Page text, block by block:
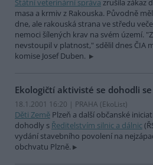
Státní veterinární správa zrušila zákaz
masa a krmiv z Rakouska. Původně
dne, ale rakouská strana ve středu
nemoci šílených krav na svém území.
nevstoupil v platnost," sdělil dnes ČIA
komise Josef Duben.
Ekologičtí aktivisté se dohodli
18.1.2001 16:20 | PRAHA (EkoList)
Děti Země Plzeň a další občanské
dohodly s Ředitelstvím silnic a dálnic
vydání stavebního povolení na
obchvatu Plzně.